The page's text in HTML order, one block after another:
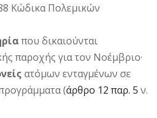
Κώδικα Πολεμικών
που δικαιούνται
παροχής για τον Νοέμβριο·
ατόμων ενταγμένων σε
(άρθρο 12 παρ. 5 ν.